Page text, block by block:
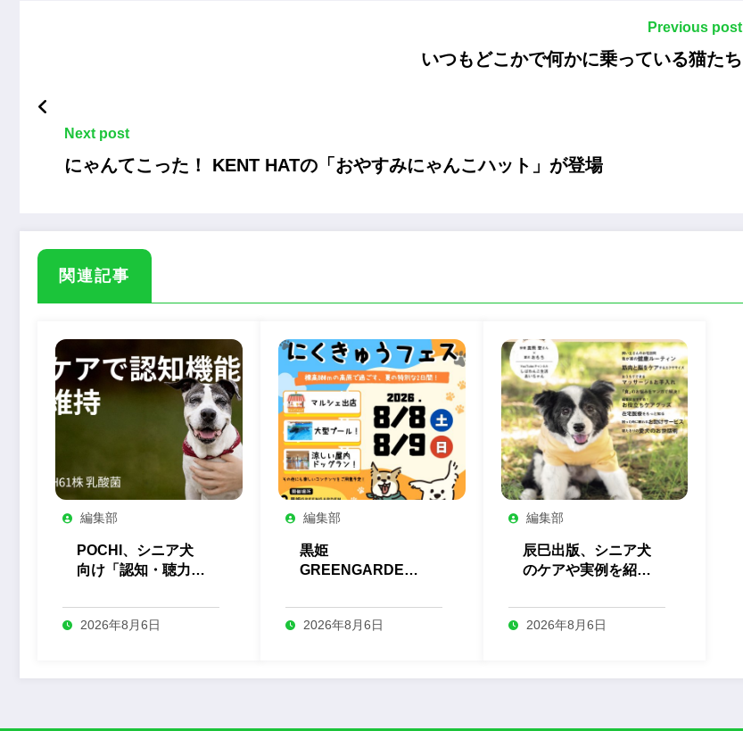
Previous post
いつもどこかで何かに乗っている猫たち
Next post
にゃんてこった！ KENT HATの「おやすみにゃんこハット」が登場
関連記事
編集部
POCHI、シニア犬
向け「認知・聴力
プリを発売
2026年8月6日
編集部
黒姫
GREENGARDEN
にくきゅうフェス」
を8月に開催
2026年8月6日
編集部
辰巳出版、シニア犬
のケアや実例を紹介
ア犬生活』を発売
2026年8月6日